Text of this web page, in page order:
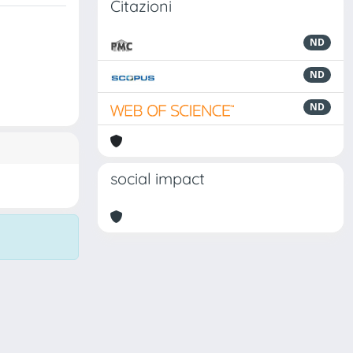
Citazioni
ND
ND
ND
social impact